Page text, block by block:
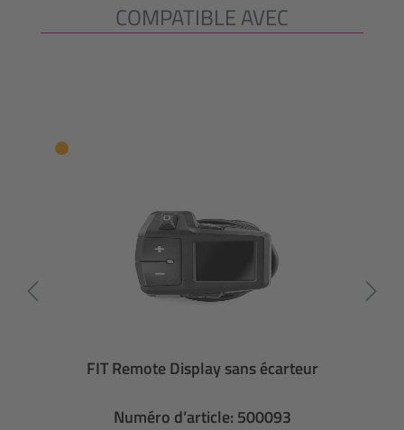
Ignorer la galerie de produits
COMPATIBLE AVEC
FIT Remote Display sans écarteur
Numéro d’article: 500093